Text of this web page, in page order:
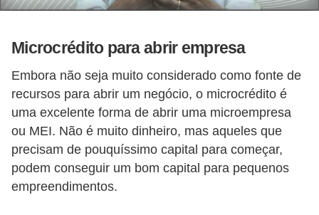
Microcrédito para abrir empresa
Embora não seja muito considerado como fonte de
recursos para abrir um negócio, o microcrédito é
uma excelente forma de abrir uma microempresa
ou MEI. Não é muito dinheiro, mas aqueles que
precisam de pouquíssimo capital para começar,
podem conseguir um bom capital para pequenos
empreendimentos.
d
c
o
n
t
r
o
l
e